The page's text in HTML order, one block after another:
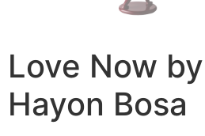
Love Now
Hayon Bosa